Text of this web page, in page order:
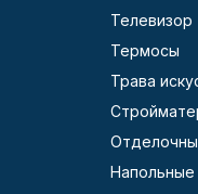
Телевизор
Термосы
Трава
Напольные